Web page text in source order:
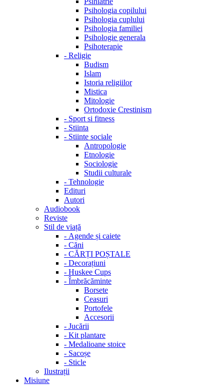
Psihologia copilului
Psihologia cuplului
Psihologia familiei
Psihologie generala
Psihoterapie
- Religie
Budism
Islam
Istoria religiilor
Mistica
Mitologie
Ortodoxie Crestinism
- Sport si fitness
- Stiinta
- Stiinte sociale
Antropologie
Etnologie
Sociologie
Studii culturale
- Tehnologie
Edituri
Autori
Audiobook
Reviste
Stil de viață
- Agende și caiete
- Căni
- CĂRȚI POȘTALE
- Decorațiuni
- Huskee Cups
- Îmbrăcăminte
Borsete
Ceasuri
Portofele
Accesorii
- Jucării
- Kit plantare
- Medalioane stoice
- Sacoșe
- Sticle
Ilustrații
Misiune